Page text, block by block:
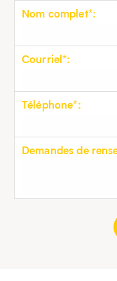
Nom complet*:
Courriel*:
Téléphone*:
Demandes de